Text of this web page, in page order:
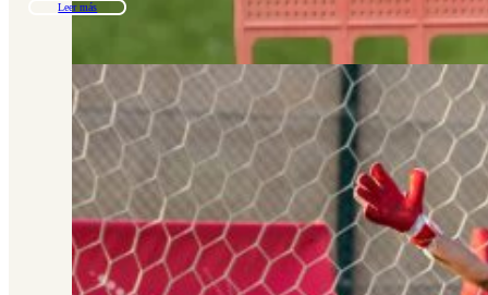
Leer más